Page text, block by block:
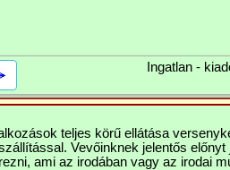
Ingatlan -
teljes körű ellátása
Vevőinknek jelentős előnyt
ami az irodában vagy az irodai